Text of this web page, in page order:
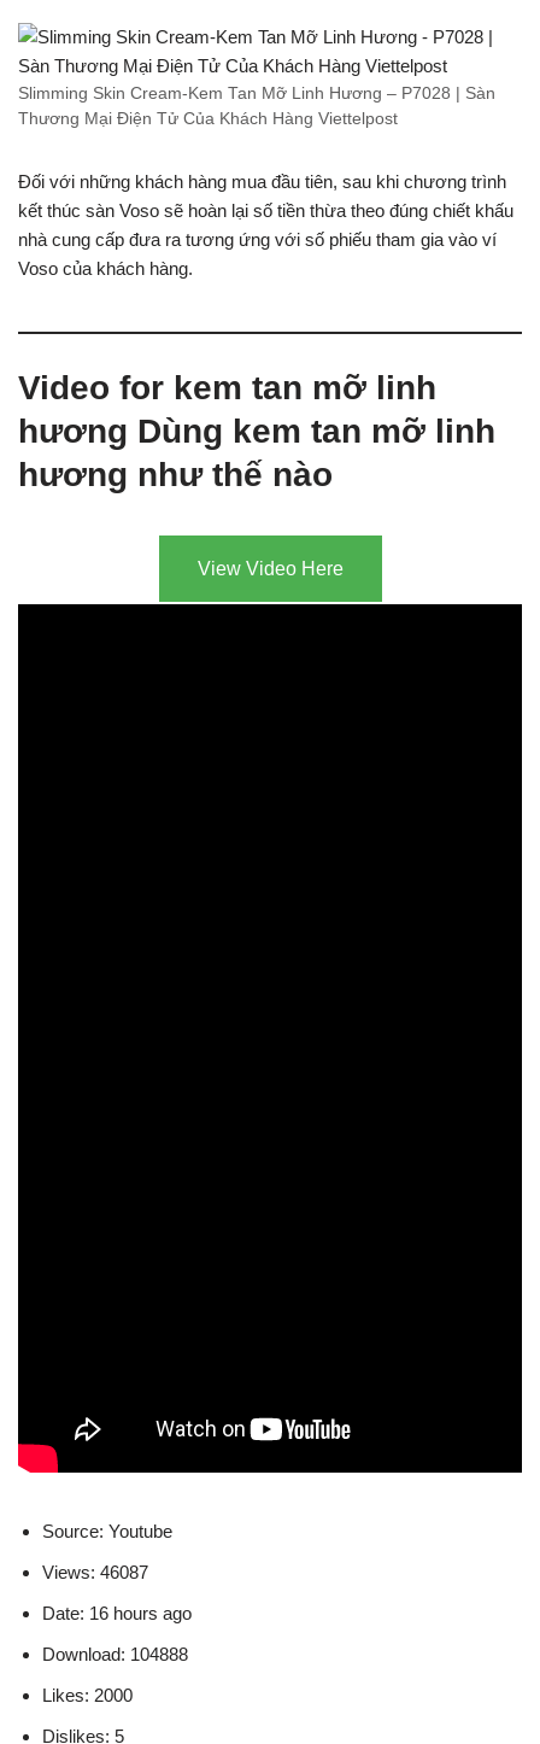
Slimming Skin Cream-Kem Tan Mỡ Linh Hương – P7028 | Sàn
Thương Mại Điện Tử Của Khách Hàng Viettelpost
Đối với những khách hàng mua đầu tiên, sau khi chương trình
kết thúc sàn Voso sẽ hoàn lại số tiền thừa theo đúng chiết khấu
nhà cung cấp đưa ra tương ứng với số phiếu tham gia vào ví
Voso của khách hàng.
Video for kem tan mỡ linh
hương Dùng kem tan mỡ linh
hương như thế nào
View Video Here
Source: Youtube
Views: 46087
Date: 16 hours ago
Download: 104888
Likes: 2000
Dislikes: 5